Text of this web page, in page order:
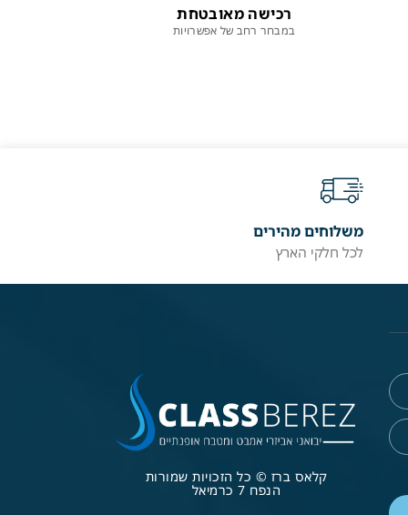
רכישה מאובטחת
במבחר רחב של אפשרויות
משלוחים מהירים
לכל חלקי הארץ
קלאס ברז © כל הזכויות שמורות
הנפח 7 כרמיאל